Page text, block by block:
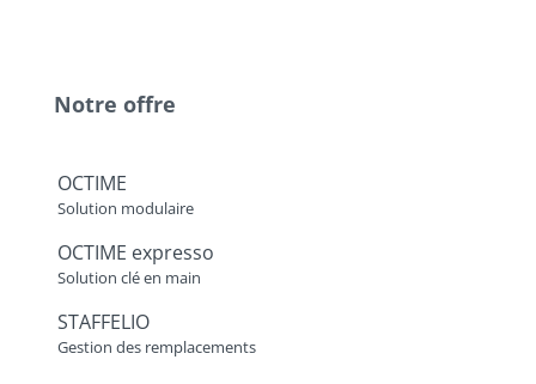
Notre offre
OCTIME
Solution modulaire
OCTIME expresso
Solution clé en main
STAFFELIO
Gestion des remplacements